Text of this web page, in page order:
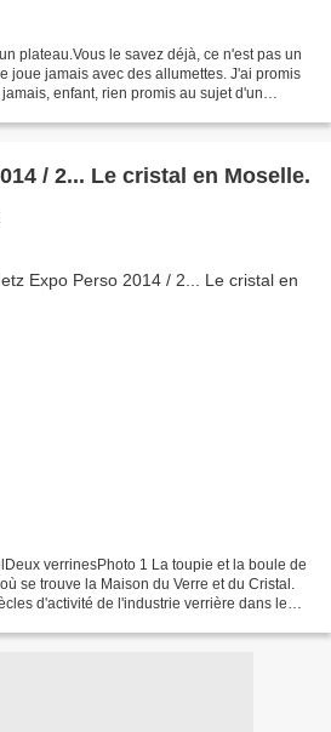
plateau.Vous le savez déjà, ce n'est pas un
joue jamais avec des allumettes. J'ai promis
enfant, rien promis au sujet d'un
/ 2... Le cristal en Moselle.
verrinesPhoto 1 La toupie et la boule de
se trouve la Maison du Verre et du Cristal.
d'activité de l'industrie verrière dans le